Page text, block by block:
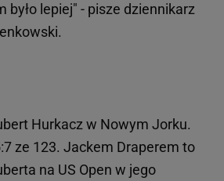
było lepiej" - pisze dziennikarz
Hurkacz w Nowym Jorku.
ze 123. Jackem Draperem to
na US Open w jego